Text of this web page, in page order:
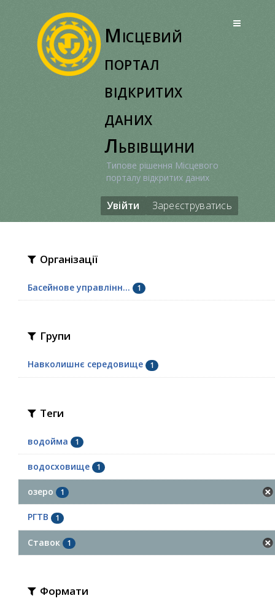
Місцевий
портал
відкритих
даних
Львівщини
Типове рішення Місцевого
порталу відкритих даних
Увійти Зареєструватись
Організації
Басейнове управлінн... 1
Групи
Навколишнє середовище 1
Теги
водойма 1
водосховище 1
озеро 1
РГТВ 1
Ставок 1
Формати